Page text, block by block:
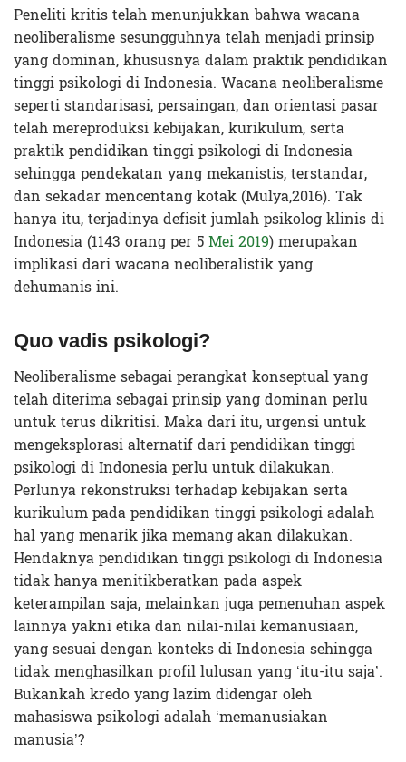
Peneliti kritis telah menunjukkan bahwa wacana
neoliberalisme sesungguhnya telah menjadi prinsip
yang dominan, khususnya dalam praktik pendidikan
tinggi psikologi di Indonesia. Wacana neoliberalisme
seperti standarisasi, persaingan, dan orientasi pasar
telah mereproduksi kebijakan, kurikulum, serta
praktik pendidikan tinggi psikologi di Indonesia
sehingga pendekatan yang mekanistis, terstandar,
dan sekadar mencentang kotak (Mulya,2016). Tak
hanya itu, terjadinya defisit jumlah psikolog klinis di
Indonesia (1143 orang per 5Mei 2019) merupakan
implikasi dari wacana neoliberalistik yang
dehumanis ini.
Quo vadis psikologi?
Neoliberalisme sebagai perangkat konseptual yang
telah diterima sebagai prinsip yang dominan perlu
untuk terus dikritisi. Maka dari itu, urgensi untuk
mengeksplorasi alternatif dari pendidikan tinggi
psikologi di Indonesia perlu untuk dilakukan.
Perlunya rekonstruksi terhadap kebijakan serta
kurikulum pada pendidikan tinggi psikologi adalah
hal yang menarik jika memang akan dilakukan.
Hendaknya pendidikan tinggi psikologi di Indonesia
tidak hanya menitikberatkan pada aspek
keterampilan saja, melainkan juga pemenuhan aspek
lainnya yakni etika dan nilai-nilai kemanusiaan,
yang sesuai dengan konteks di Indonesia sehingga
tidak menghasilkan profil lulusan yang ‘itu-itu saja’.
Bukankah kredo yang lazim didengar oleh
mahasiswa psikologi adalah ‘memanusiakan
manusia’?